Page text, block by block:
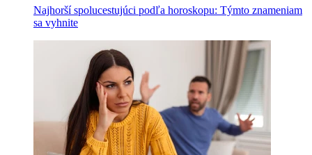
Najhorší spolucestujúci podľa horoskopu: Týmto znameniam
sa vyhnite